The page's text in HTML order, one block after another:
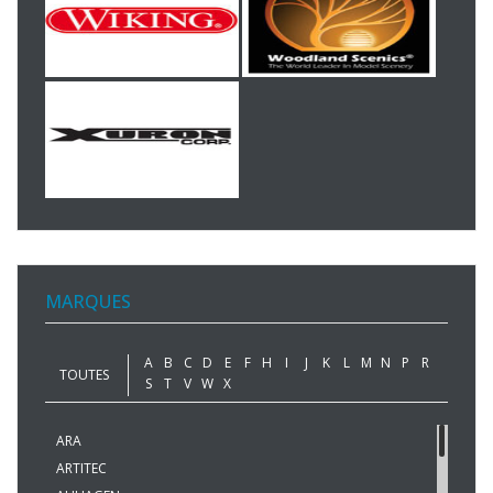
MARQUES
TOUTES
A B C D E F H I J K L M N P
R
S
T V W X
ARA
ARTITEC